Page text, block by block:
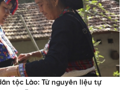
tộc Lào: Từ nguyên liệu tự